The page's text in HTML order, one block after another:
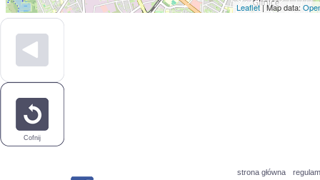
Leaflet| Map data:
Cofnij
strona główna